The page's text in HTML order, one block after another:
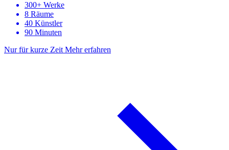
300+ Werke
8 Räume
40 Künstler
90 Minuten
Nur für kurze Zeit Mehr erfahren